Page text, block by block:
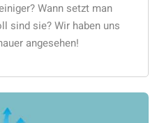
Wann setzt man
sind sie? Wir haben uns
angesehen!